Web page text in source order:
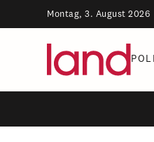
Montag, 3. August 2026